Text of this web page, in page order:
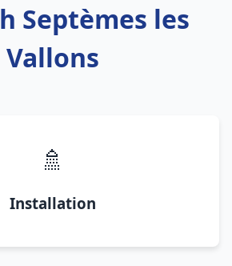
Septèmes les
Vallons
🚿
Installation